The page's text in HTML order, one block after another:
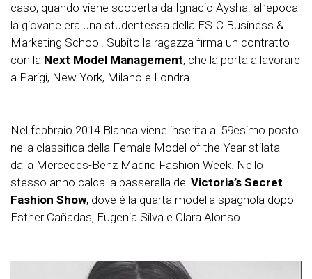
caso, quando viene scoperta da Ignacio Aysha: all’epoca
la giovane era una studentessa della ESIC Business &
Marketing School. Subito la ragazza firma un contratto
con la Next Model Management, che la porta a lavorare
a Parigi, New York, Milano e Londra.
Nel febbraio 2014 Blanca viene inserita al 59esimo posto
nella classifica della Female Model of the Year stilata
dalla Mercedes-Benz Madrid Fashion Week. Nello
stesso anno calca la passerella del Victoria’s Secret
Fashion Show, dove è la quarta modella spagnola dopo
Esther Cañadas, Eugenia Silva e Clara Alonso.